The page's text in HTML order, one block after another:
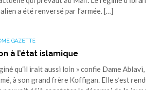
a été renversé par l’armée. […]
GAZETTE
à l’état islamique
qu’il irait aussi loin » confie Dame
à son grand frère Koffigan. Elle s’est